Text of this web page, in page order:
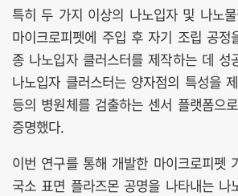
특히 두 가지 이상의 나노입자 및 나노
마이크로피펫에 주입 후 자기 조립 공정
종 나노입자 클러스터를 제작하는 데 성
나노입자 클러스터는 양자점의 특성을
등의 병원체를 검출하는 센서 플랫폼으
증명했다.
이번 연구를 통해 개발한 마이크로피펫
국소 표면 플라즈몬 공명을 나타내는 나